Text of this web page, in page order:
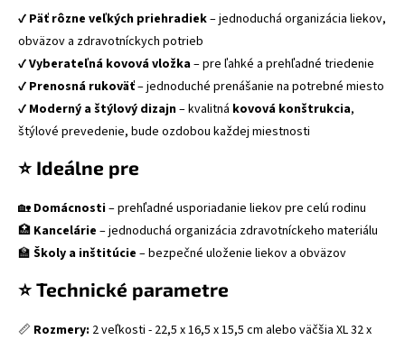
✔ Päť rôzne veľkých priehradiek– jednoduchá organizácia liekov,
obväzov a zdravotníckych potrieb
✔Vyberateľná kovová vložka– pre ľahké a prehľadné triedenie
✔ Prenosná rukoväť– jednoduché prenášanie na potrebné miesto
✔ Moderný a štýlový dizajn– kvalitná kovová konštrukcia,
štýlové prevedenie, bude ozdobou každej miestnosti
⭐ Ideálne pre
🏡 Domácnosti– prehľadné usporiadanie liekov pre celú rodinu
🏥 Kancelárie – jednoduchá organizácia zdravotníckeho materiálu
🏫 Školy a inštitúcie – bezpečné uloženie liekov a obväzov
⭐ Technické parametre
📏 Rozmery: 2 veľkosti - 22,5 x 16,5 x 15,5 cm alebo väčšia XL 32 x